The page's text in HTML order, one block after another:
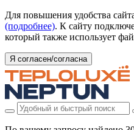
Для повышения удобства
(подробнее). К сайту
который также использует
Я согласен/согласна